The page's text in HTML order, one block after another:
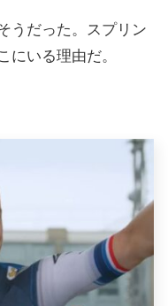
うだった。スプリン
にいる理由だ。